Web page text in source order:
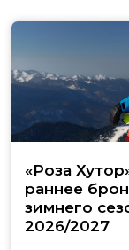
«Роза
раннее
зимнего
2026/2027